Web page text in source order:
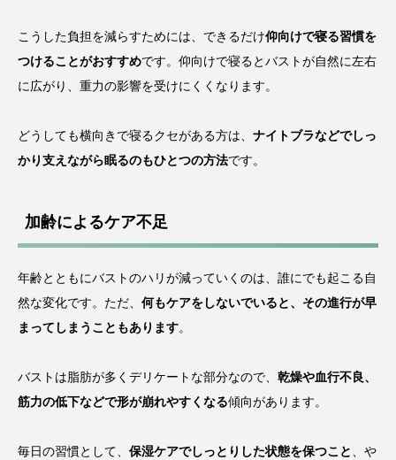
こうした負担を減らすためには、できるだけ仰向けで寝る習慣を
つけることがおすすめです。仰向けで寝るとバストが自然に左右
に広がり、重力の影響を受けにくくなります。
どうしても横向きで寝るクセがある方は、 ナイトブラなどでしっ
かり支えながら眠るのもひとつの方法です。
加齢によるケア不足
年齢とともにバストのハリが減っていくのは、誰にでも起こる自
然な変化です。ただ、 何もケアをしないでいると、その進行が早
まってしまうこともあります。
バストは脂肪が多くデリケートな部分なので、 乾燥や血行不良、
筋力の低下などで形が崩れやすくなる傾向があります。
毎日の習慣として、 保湿ケアでしっとりした状態を保つこと
、や